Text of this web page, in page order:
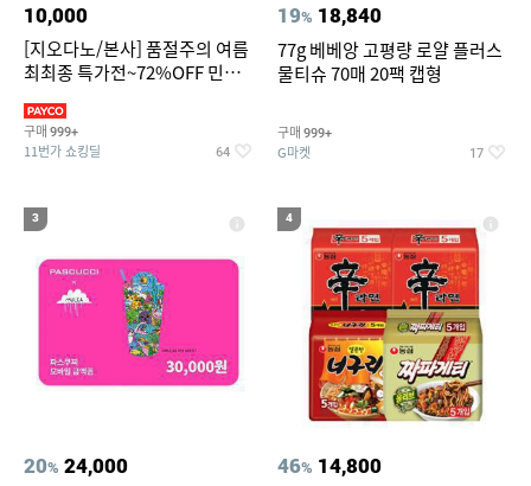
10,000
[지오다노/본사] 품절주의 여름
최최종 특가전~72%OFF 민소
구매 999+
11번가 쇼킹딜 64
19% 18,840
77g 베베앙 고평량 로얄 플러스
물티슈 70매 20팩 캡형
구매 999+
G마켓 17
3
20% 24,000
4
46% 14,800